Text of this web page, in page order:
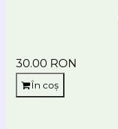
30.00 RON
În coș